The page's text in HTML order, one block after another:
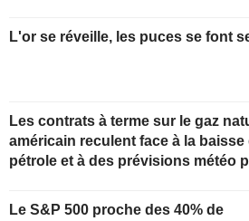
L'or se réveille, les puces se font
Les contrats à terme sur le gaz
américain reculent face à la baisse
pétrole et à des prévisions météo
Le S&P 500 proche des 40% de